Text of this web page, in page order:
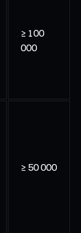
≥ 100
000
≥ 50 000